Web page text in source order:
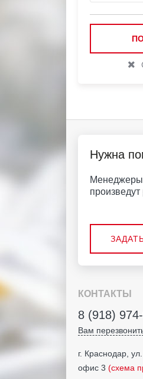
Нужна
Менеджеры
произведут
КОНТАКТЫ
8 (918)
Вам
г. Краснодар,
офис 3 (схема